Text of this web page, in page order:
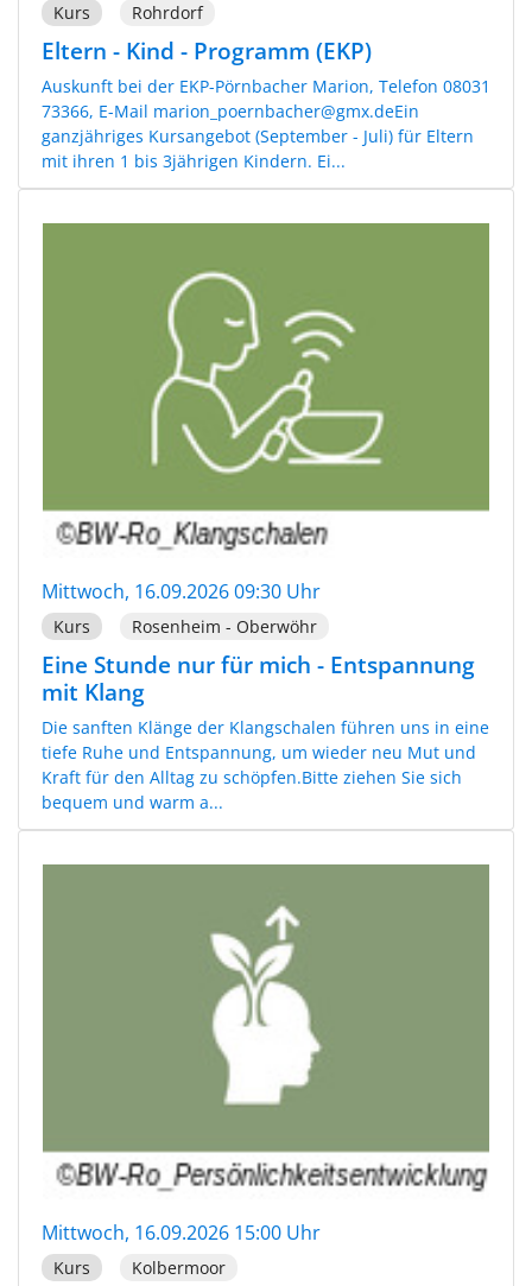
Kurs Rohrdorf
Eltern - Kind - Programm (EKP)
Auskunft bei der EKP-Pörnbacher Marion, Telefon 08031
73366, E-Mail marion_poernbacher@gmx.deEin
ganzjähriges Kursangebot (September - Juli) für Eltern
mit ihren 1 bis 3jährigen Kindern. Ei...
Mittwoch, 16.09.2026 09:30 Uhr
Kurs Rosenheim - Oberwöhr
Eine Stunde nur für mich - Entspannung
mit Klang
Die sanften Klänge der Klangschalen führen uns in eine
tiefe Ruhe und Entspannung, um wieder neu Mut und
Kraft für den Alltag zu schöpfen.Bitte ziehen Sie sich
bequem und warm a...
Mittwoch, 16.09.2026 15:00 Uhr
Kurs Kolbermoor